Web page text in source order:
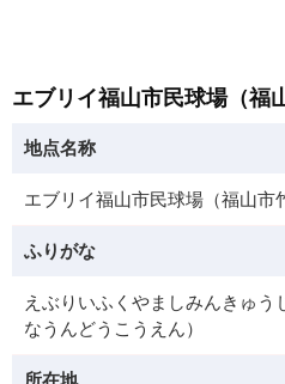
エブリイ福山市民球場（福
地点名称
エブリイ福山市民球場（福山市
ふりがな
えぶりいふくやましみんきゅう
なうんどうこうえん）
所在地